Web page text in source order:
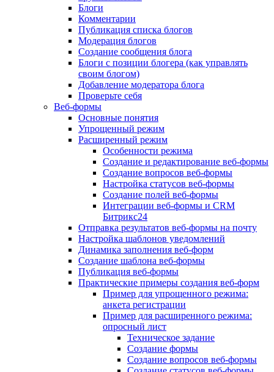
Блоги
Комментарии
Публикация списка блогов
Модерация блогов
Создание сообщения блога
Блоги с позиции блогера (как управлять
своим блогом)
Добавление модератора блога
Проверьте себя
Веб-формы
Основные понятия
Упрощенный режим
Расширенный режим
Особенности режима
Создание и редактирование веб-формы
Создание вопросов веб-формы
Настройка статусов веб-формы
Создание полей веб-формы
Интеграции веб-формы и CRM
Битрикс24
Отправка результатов веб-формы на почту
Настройка шаблонов уведомлений
Динамика заполнения веб-форм
Создание шаблона веб-формы
Публикация веб-формы
Практические примеры создания веб-форм
Пример для упрощенного режима:
анкета регистрации
Пример для расширенного режима:
опросный лист
Техническое задание
Создание формы
Создание вопросов веб-формы